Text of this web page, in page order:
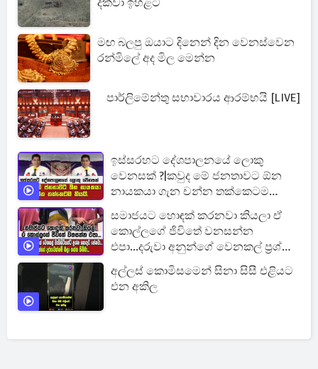
දක්වා ඉහළට
මඟ බලපු ඔයාට දිනෙන් දින වෙනස්වෙන
රන්මිලේ අද මිල මෙන්න
පාර්ලිමේන්තු සභාවාරය ආරම්භයි [LIVE]
ඉස්සරහට දේශපාලනයේ ලොකු
වෙනසක් ?|කවුද මේ ජනතාවට ඕන
නායකයා ගැන චන්න තක්කෙටම
කියයි.
සමාජයට හොඳක් කරනවා කියලා ඒ
කොල්ලගේ ජිවිතේ වනසන්න
එපා...දරුවා අනුන්ගේ වෙනකල් ප්‍රශ්න
හොඳට පේනවා...
අල්ලස් කොමිසමෙන් සිනා සිසී එළියට
එන අකිල